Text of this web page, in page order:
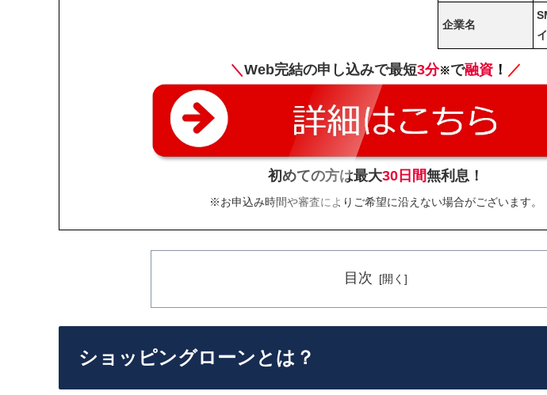
企業名
＼ Web完結の申し込みで最短3分※で融資 ！ ／
初めての方は最大30日間無利息！
※お申込み時間や審査によりご希望に沿えない場合がございます。
目次
ショッピングローンとは？